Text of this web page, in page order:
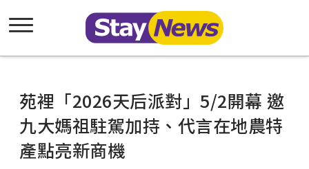
苑裡「2026天后派對」5/2開幕 邀
九大媽祖駐駕加持、代言在地農特
產點亮新商機